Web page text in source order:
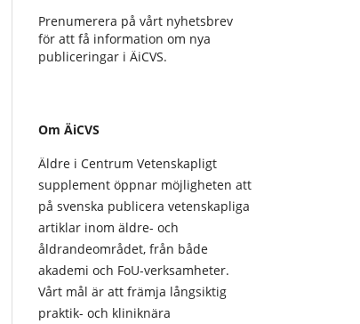
Prenumerera på vårt nyhetsbrev
för att få information om nya
publiceringar i ÄiCVS.
Om ÄiCVS
Äldre i Centrum Vetenskapligt
supplement öppnar möjligheten att
på svenska publicera vetenskapliga
artiklar inom äldre- och
åldrandeområdet, från både
akademi och FoU-verksamheter.
Vårt mål är att främja långsiktig
praktik- och kliniknära